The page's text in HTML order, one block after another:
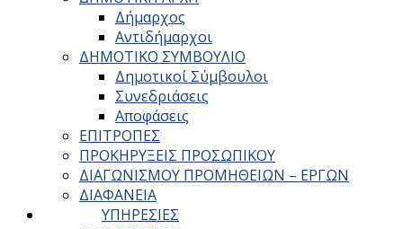
Δήμαρχος
Αντιδήμαρχοι
ΔΗΜΟΤΙΚΟ ΣΥΜΒΟΥΛΙΟ
Δημοτικοί Σύμβουλοι
Συνεδριάσεις
Αποφάσεις
ΕΠΙΤΡΟΠΕΣ
ΠΡΟΚΗΡΥΞΕΙΣ ΠΡΟΣΩΠΙΚΟΥ
ΔΙΑΓΩΝΙΣΜΟΥ ΠΡΟΜΗΘΕΙΩΝ – ΕΡΓΩΝ
ΔΙΑΦΑΝΕΙΑ
ΥΠΗΡΕΣΙΕΣ